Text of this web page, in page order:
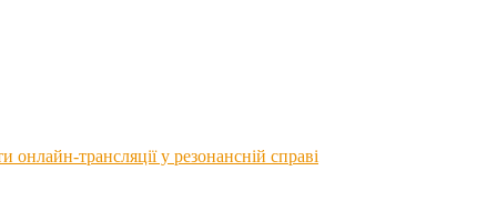
трансляції у резонансній справі